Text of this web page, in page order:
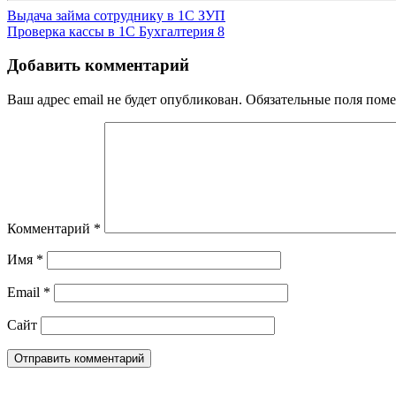
Навигация
по
записям
Выдача займа сотруднику в 1С ЗУП
Проверка кассы в 1С Бухгалтерия 8
Добавить комментарий
Ваш адрес email не будет опубликован. Обязательные поля
Комментарий *
Имя *
Email *
Сайт